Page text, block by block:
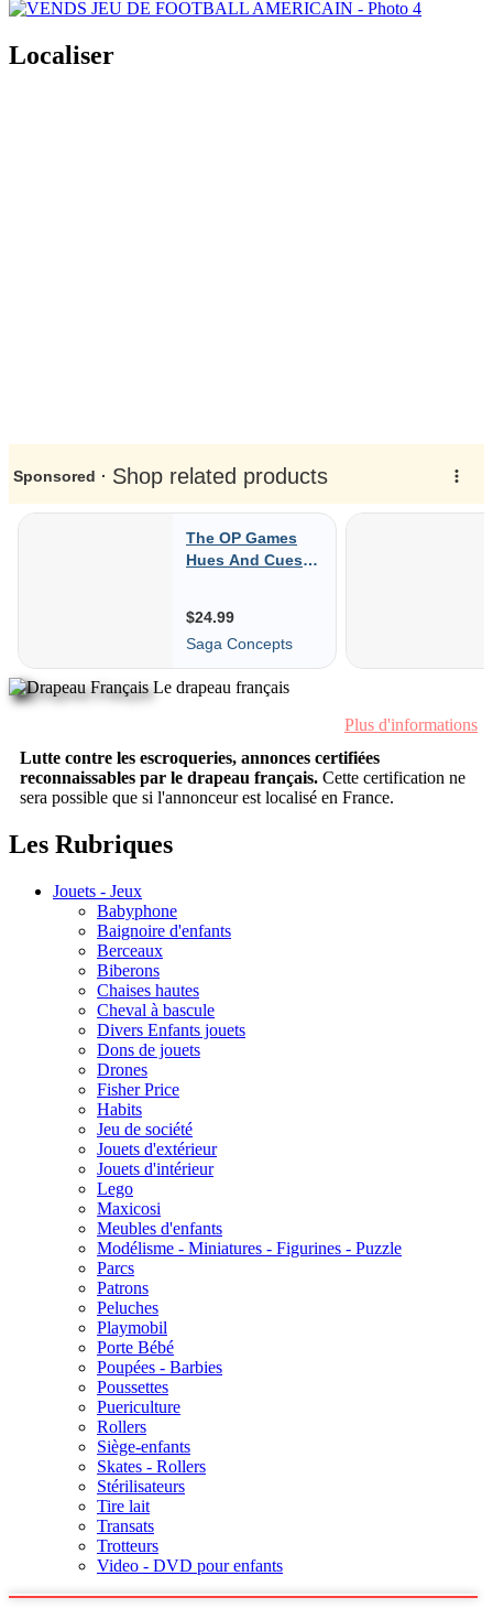
Localiser
Le drapeau français
Plus d'informations
Lutte contre les escroqueries, annonces certifiées
reconnaissables par le drapeau français. Cette certification ne
sera possible que si l'annonceur est localisé en France.
Les Rubriques
Jouets - Jeux
Babyphone
Baignoire d'enfants
Berceaux
Biberons
Chaises hautes
Cheval à bascule
Divers Enfants jouets
Dons de jouets
Drones
Fisher Price
Habits
Jeu de société
Jouets d'extérieur
Jouets d'intérieur
Lego
Maxicosi
Meubles d'enfants
Modélisme - Miniatures - Figurines - Puzzle
Parcs
Patrons
Peluches
Playmobil
Porte Bébé
Poupées - Barbies
Poussettes
Puericulture
Rollers
Siège-enfants
Skates - Rollers
Stérilisateurs
Tire lait
Transats
Trotteurs
Video - DVD pour enfants